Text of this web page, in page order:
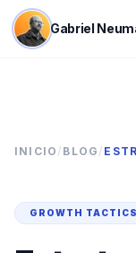
Gabriel
INICIO / BLOG /
GROWTH TACTICS